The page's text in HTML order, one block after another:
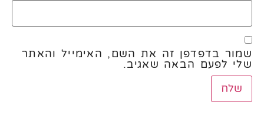
שמור בדפדפן זה את השם, האימייל והאתר
שלי לפעם הבאה שאגיב.